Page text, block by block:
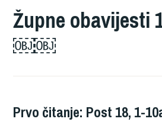
Župne obavijesti
￼￼
Prvo čitanje: Post 18, 1-